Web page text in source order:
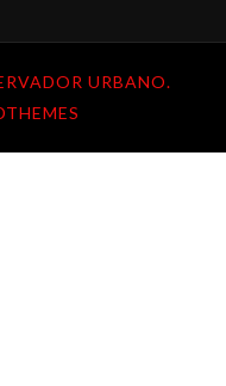
URBANO.